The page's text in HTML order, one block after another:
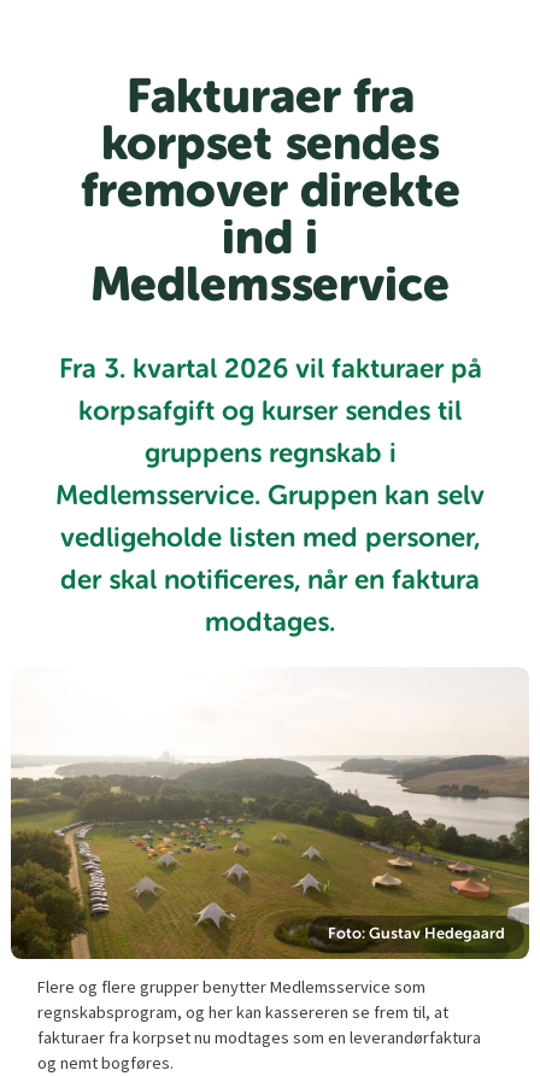
Fakturaer fra
korpset sendes
fremover direkte
ind i
Medlemsservice
Fra 3. kvartal 2026 vil fakturaer på
korpsafgift og kurser sendes til
gruppens regnskab i
Medlemsservice. Gruppen kan selv
vedligeholde listen med personer,
der skal notificeres, når en faktura
modtages.
Foto: Gustav Hedegaard
Flere og flere grupper benytter Medlemsservice som
regnskabsprogram, og her kan kassereren se frem til, at
fakturaer fra korpset nu modtages som en leverandørfaktura
og nemt bogføres.